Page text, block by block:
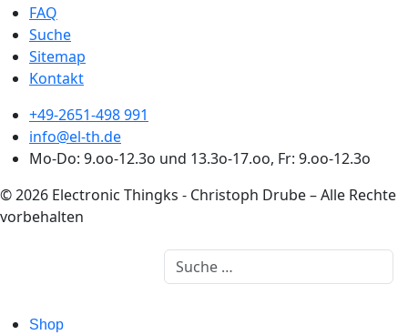
FAQ
Suche
Sitemap
Kontakt
+49-2651-498 991
info@el-th.de
Mo-Do: 9.oo-12.3o und 13.3o-17.oo, Fr: 9.oo-12.3o
© 2026 Electronic Thingks - Christoph Drube – Alle Rechte
vorbehalten
Suchen
Shop